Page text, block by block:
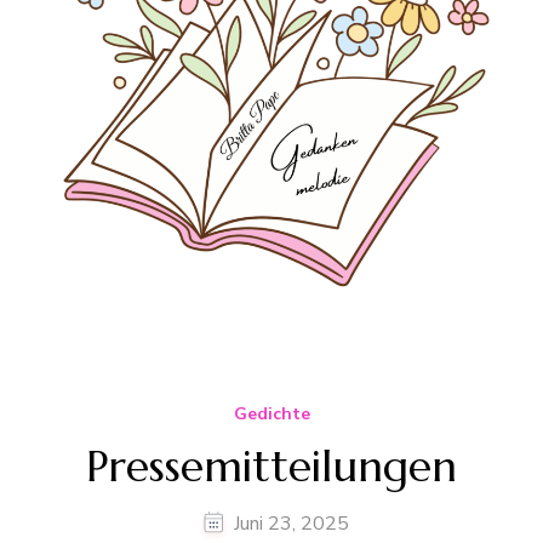
Gedichte
Pressemitteilungen
Juni 23, 2025